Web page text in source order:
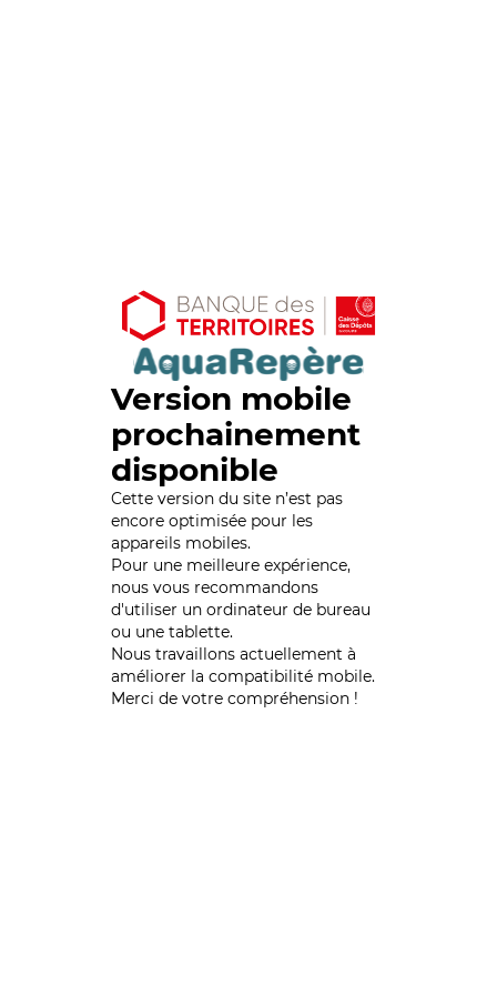
Version mobile
prochainement
disponible
Cette version du site n’est pas
encore optimisée pour les
appareils mobiles.
Pour une meilleure expérience,
nous vous recommandons
d'utiliser un ordinateur de bureau
ou une tablette.
Nous travaillons actuellement à
améliorer la compatibilité mobile.
Merci de votre compréhension !